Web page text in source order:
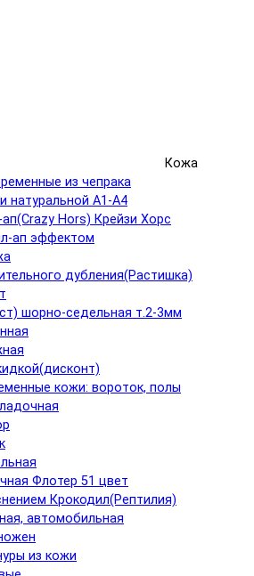
Кожа
из чепрака
натуральной А1-А4
Hors) Крейзи Хорс
ап эффектом
дубления(Растишка)
шорно-седельная т.2-3мм
кожи: вороток, полы
Флотер 51 цвет
Крокодил(Рептилия)
автомобильная
из кожи